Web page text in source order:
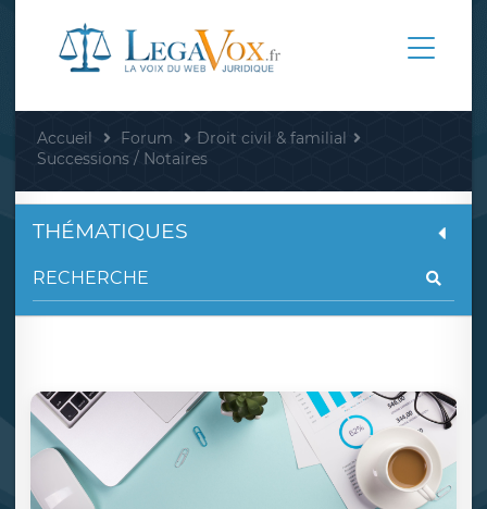
Accueil Forum
Droit civil & familial
Successions / Notaires
THÉMATIQUES